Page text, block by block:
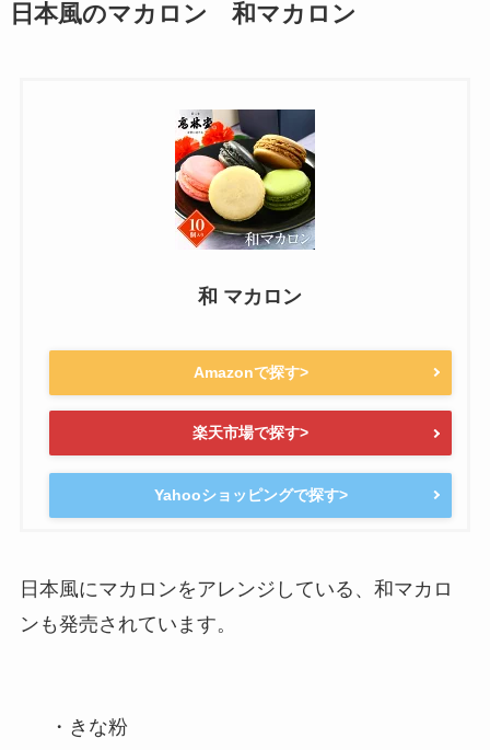
日本風のマカロン 和マカロン
和 マカロン
Amazonで探す>
楽天市場で探す>
Yahooショッピングで探す>
日本風にマカロンをアレンジしている、和マカロ
ンも発売されています。
・きな粉